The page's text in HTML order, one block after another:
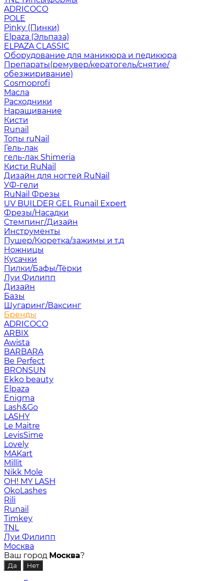
ADRICOCO
POLE
Pinky (Пинки)
Elpaza (Эльпаза)
ELPAZA CLASSIC
Оборудование для маникюра и педикюра
Препараты(ремувер/кератогель/снятие/
обезжиривание)
Cosmoprofi
Масла
Расходники
Наращивание
Кисти
Runail
Топы ruNail
Гель-лак
гель-лак Shimeria
Кисти RuNail
Дизайн для ногтей RuNail
УФ-гели
RuNail Фрезы
UV BUILDER GEL Runail Expert
Фрезы/Насадки
Стемпинг/Дизайн
Инструменты
Пушер/Кюретка/зажимы и т.д
Ножницы
Кусачки
Пилки/Бафы/Тёрки
Луи Филипп
Дизайн
Базы
Шугаринг/Ваксинг
Бренды
ADRICOCO
ARBIX
Awista
BARBARA
Be Perfect
BRONSUN
Ekko beauty
Elpaza
Enigma
Lash&Go
LASHY
Le Maitre
LevisSime
Lovely
MAKart
Millit
Nikk Mole
OH! MY LASH
OkoLashes
Rili
Runail
Timkey
TNL
Луи Филипп
Москва
Ваш город Москва?